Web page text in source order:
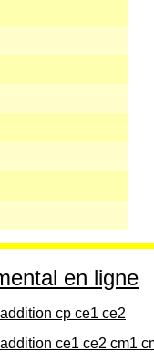
en ligne
cp ce1 ce2
ce1 ce2 cm1